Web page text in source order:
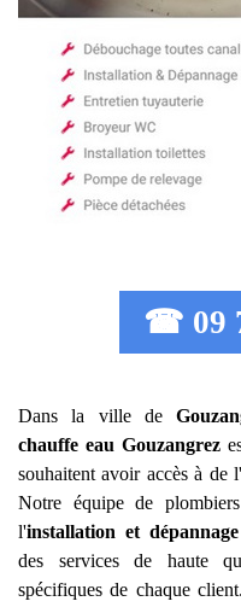
☎ 09
Dans la ville de
chauffe eau Gouzangrez
souhaitent avoir accès à de
Notre équipe de
l'installation et
des services de haute
spécifiques de chaque